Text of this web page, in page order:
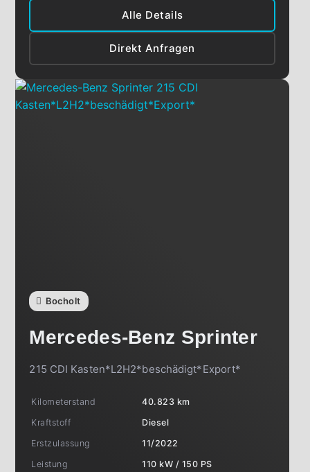
Alle Details
Direkt Anfragen
Bocholt
Mercedes-Benz Sprinter
215 CDI Kasten*L2H2*beschädigt*Export*
Kilometerstand
40.823 km
Kraftstoff
Diesel
Erstzulassung
11/2022
Leistung
110 kW / 150 PS